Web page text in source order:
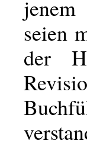
jenem
seien
der